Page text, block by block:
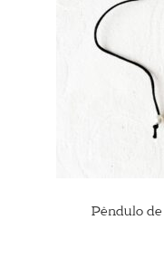
Pêndulo de